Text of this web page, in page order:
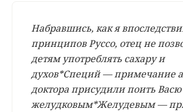
Набравшись, как я
принципов Руссо, отец не
детям употреблять сахару и
духов*Специй — примечание
доктора присудили поить Васю
желудковым*Желудевым —